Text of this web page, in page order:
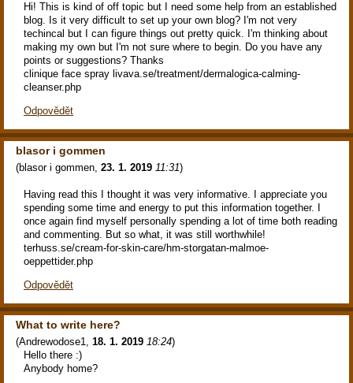
Hi! This is kind of off topic but I need some help from an established
blog. Is it very difficult to set up your own blog? I'm not very
techincal but I can figure things out pretty quick. I'm thinking about
making my own but I'm not sure where to begin. Do you have any
points or suggestions? Thanks
clinique face spray livava.se/treatment/dermalogica-calming-
cleanser.php
Odpovědět
blasor i gommen
(blasor i gommen, 23. 1. 2019 11:31)
Having read this I thought it was very informative. I appreciate you
spending some time and energy to put this information together. I
once again find myself personally spending a lot of time both reading
and commenting. But so what, it was still worthwhile!
terhuss.se/cream-for-skin-care/hm-storgatan-malmoe-
oeppettider.php
Odpovědět
What to write here?
(Andrewodose1 18. 1. 2019 18:24)
Hello there :)
Anybody home?